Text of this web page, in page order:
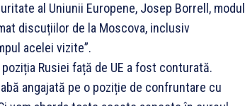
al Uniunii Europene, Josep Borrell, modul
discuțiilor de la Moscova, inclusiv
acelei vizite”.
Rusiei față de UE a fost conturată.
angajată pe o poziție de confruntare cu